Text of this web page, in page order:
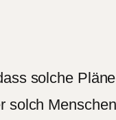
solche
solch